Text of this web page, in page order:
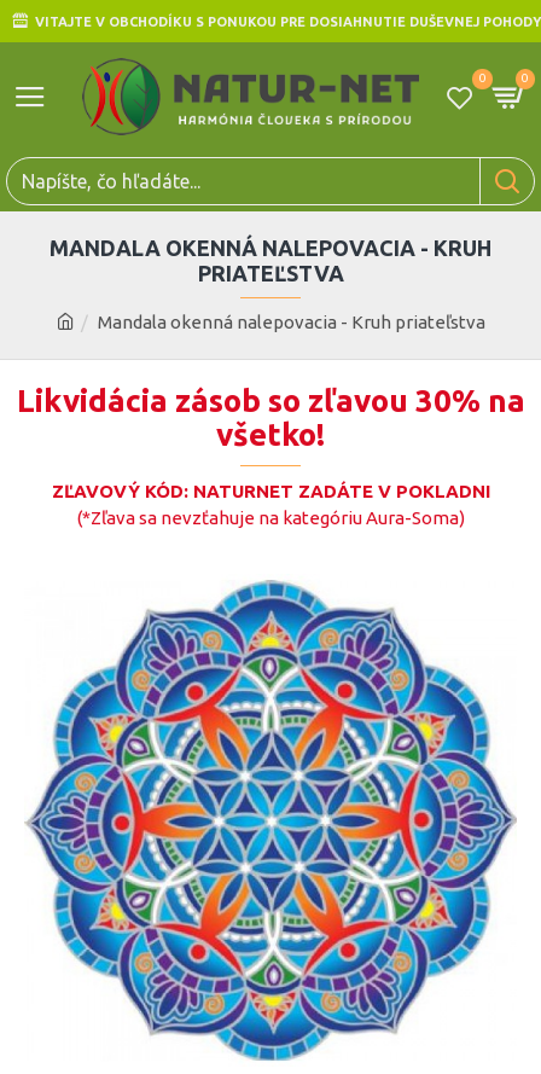
VITAJTE V OBCHODÍKU S PONUKOU PRE DOSIAHNUTIE DUŠEVNEJ POHODY
0 0
Mandala okenná nalepovacia - Kruh priateľstva
MANDALA OKENNÁ NALEPOVACIA - KRUH
PRIATEĽSTVA
Likvidácia zásob so zľavou 30% na
všetko!
ZĽAVOVÝ KÓD: NATURNET ZADÁTE V POKLADNI
(*Zľava sa nevzťahuje na kategóriu Aura-Soma)